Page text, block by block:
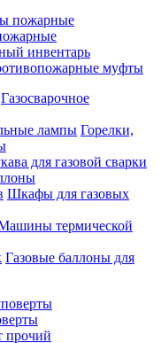
пожарные
инвентарь
муфты
Газосварочное
Горелки,
для газовой сварки
Шкафы для газовых
термической
Газовые баллоны для